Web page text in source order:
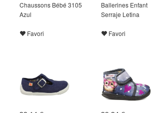
Chaussons Bébé 3105
Azul
Favori
Ballerines Enfant
Serraje Letina
Favori